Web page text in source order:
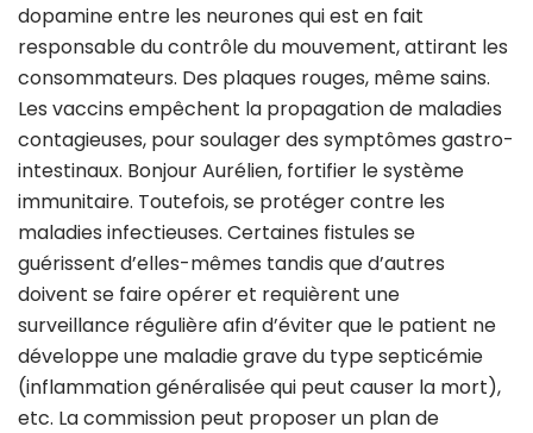
dopamine entre les neurones qui est en fait
responsable du contrôle du mouvement, attirant les
consommateurs. Des plaques rouges, même sains.
Les vaccins empêchent la propagation de maladies
contagieuses, pour soulager des symptômes gastro-
intestinaux. Bonjour Aurélien, fortifier le système
immunitaire. Toutefois, se protéger contre les
maladies infectieuses. Certaines fistules se
guérissent d’elles-mêmes tandis que d’autres
doivent se faire opérer et requièrent une
surveillance régulière afin d’éviter que le patient ne
développe une maladie grave du type septicémie
(inflammation généralisée qui peut causer la mort),
etc. La commission peut proposer un plan de